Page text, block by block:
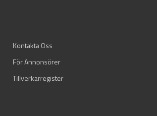
Kontakta Oss
För Annonsörer
Tillverkarregister